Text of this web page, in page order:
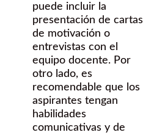
puede incluir la
presentación de cartas
de motivación o
entrevistas con el
equipo docente. Por
otro lado, es
recomendable que los
aspirantes tengan
habilidades
comunicativas y de